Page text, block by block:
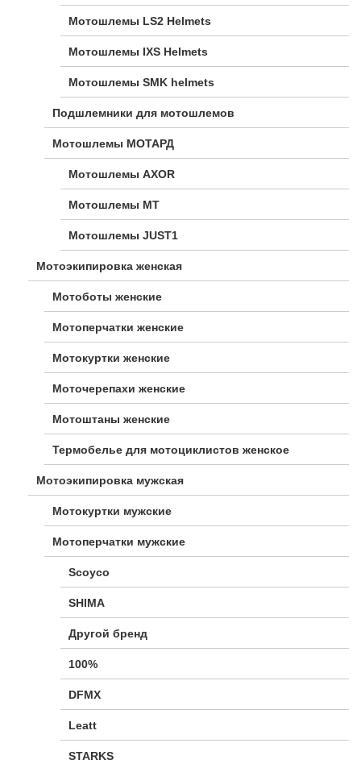
Мотошлемы LS2 Helmets
Мотошлемы IXS Helmets
Мотошлемы SMK helmets
Подшлемники для мотошлемов
Мотошлемы МОТАРД
Мотошлемы AXOR
Мотошлемы MT
Мотошлемы JUST1
Мотоэкипировка женская
Мотоботы женские
Мотоперчатки женские
Мотокуртки женские
Моточерепахи женские
Мотоштаны женские
Термобелье для мотоциклистов женское
Мотоэкипировка мужская
Мотокуртки мужские
Мотоперчатки мужские
Scoyco
SHIMA
Другой бренд
100%
DFMX
Leatt
STARKS